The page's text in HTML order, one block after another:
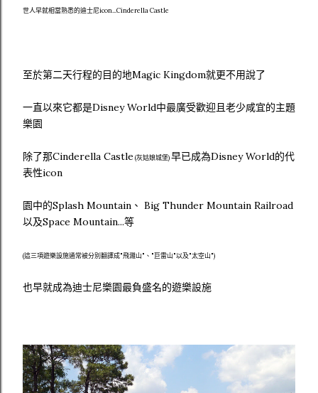
世人早就相當熟悉的迪士尼icon...Cinderella Castle
至於第二天行程的目的地Magic Kingdom就更不用說了
一直以來它都是Disney World中最廣受歡迎且老少咸宜的主題
樂園
除了那Cinderella Castle(灰姑娘城堡)早已成為Disney World的代
表性icon
園中的Splash Mountain、 Big Thunder Mountain Railroad
以及Space Mountain...等
(這三項遊樂設施通常被分別翻譯成"飛濺山"、"巨雷山"以及"太空山")
也早就成為迪士尼樂園最負盛名的遊樂設施